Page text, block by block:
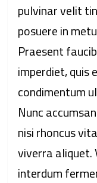
pulvinar velit
posuere in
Praesent
imperdiet, quis
condimentum
Nunc
nisi rhoncus
viverra aliquet.
interdum